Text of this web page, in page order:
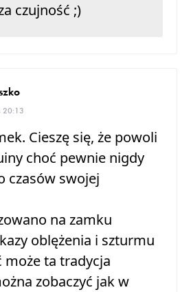
czujność ;)
20:13
Cieszę się, że powoli
choć pewnie nigdy
czasów swojej
na zamku
oblężenia i szturmu
może ta tradycja
zobaczyć jak w